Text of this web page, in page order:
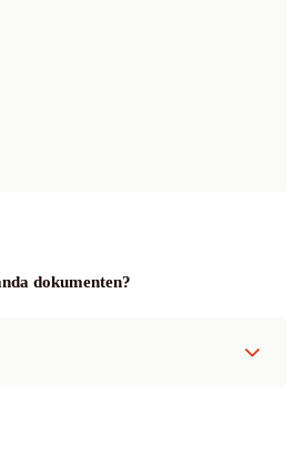
dokumenten?